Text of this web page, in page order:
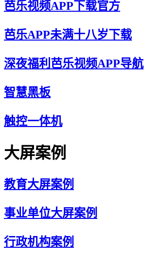
芭乐视频APP下载官方
芭乐APP未满十八岁下载
深夜福利芭乐视频APP导航
智慧黑板
触控一体机
大屏案例
教育大屏案例
事业单位大屏案例
行政机构案例